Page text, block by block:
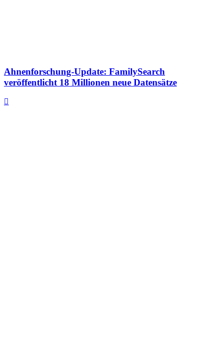
Ahnenforschung-Update: FamilySearch
veröffentlicht 18 Millionen neue Datensätze